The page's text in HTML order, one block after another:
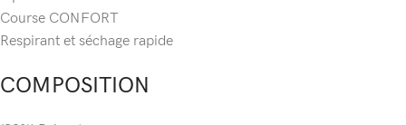
Course CONFORT
Respirant et séchage rapide
COMPOSITION